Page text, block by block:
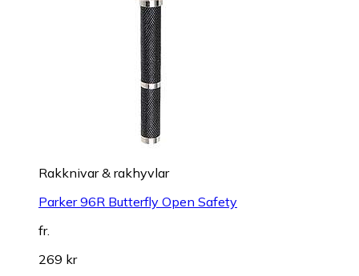
Rakknivar & rakhyvlar
Parker 96R Butterfly Open Safety
fr.
269 kr